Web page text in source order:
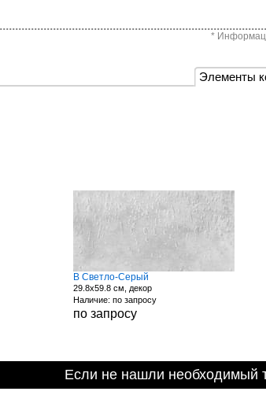
*
Элементы
B Светло-Серый
29.8x59.8 см, декор
Наличие: по запросу
по запросу
Если не нашли необходимый